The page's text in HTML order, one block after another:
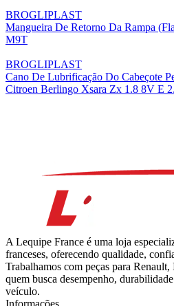
BROGLIPLAST
Mangueira De Retorno Da Rampa
M9T
BROGLIPLAST
Cano De Lubrificação Do Cabeçote
Citroen Berlingo Xsara Zx 1.8 8V E
A Lequipe France é uma loja
franceses, oferecendo qualidade,
Trabalhamos com peças para
quem busca desempenho,
veículo.
Informações